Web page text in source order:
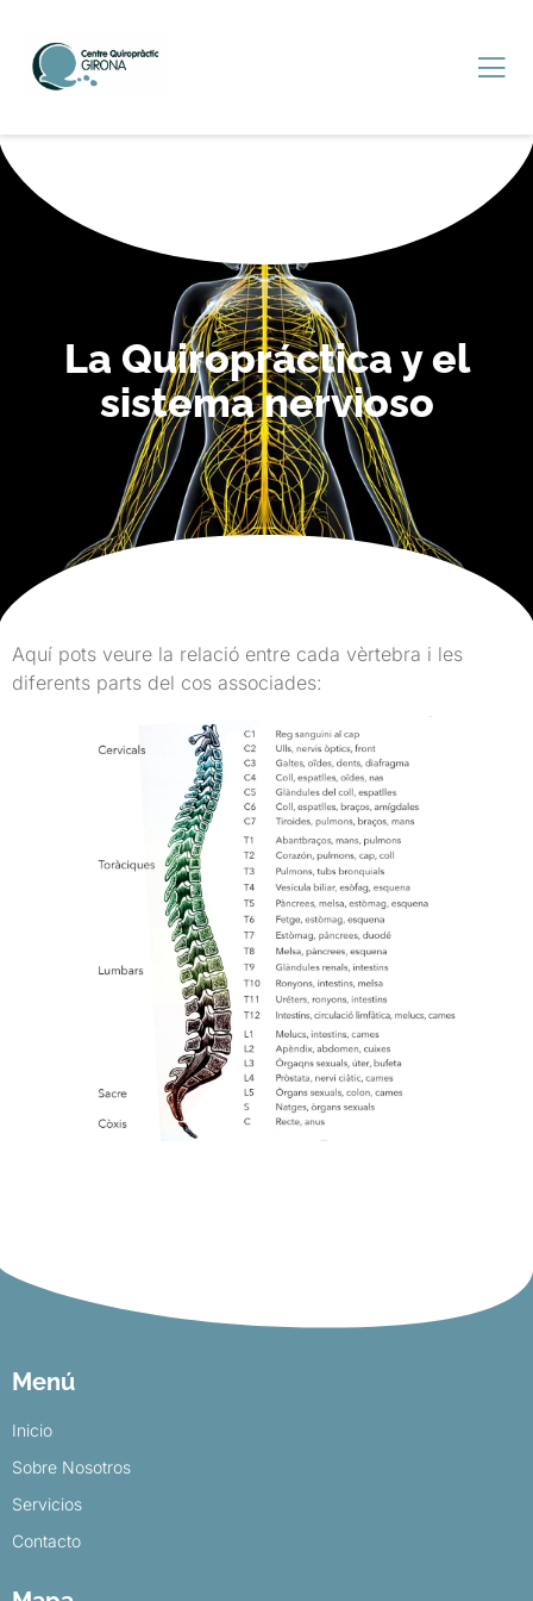
La Quiropráctica y el
sistema nervioso
Aquí pots veure la relació entre cada vèrtebra i les
diferents parts del cos associades:
Menú
Inicio
Sobre Nosotros
Servicios
Contacto